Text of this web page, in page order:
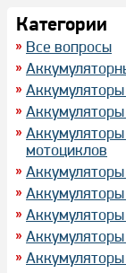
Категории
Все вопросы
мотоциклов